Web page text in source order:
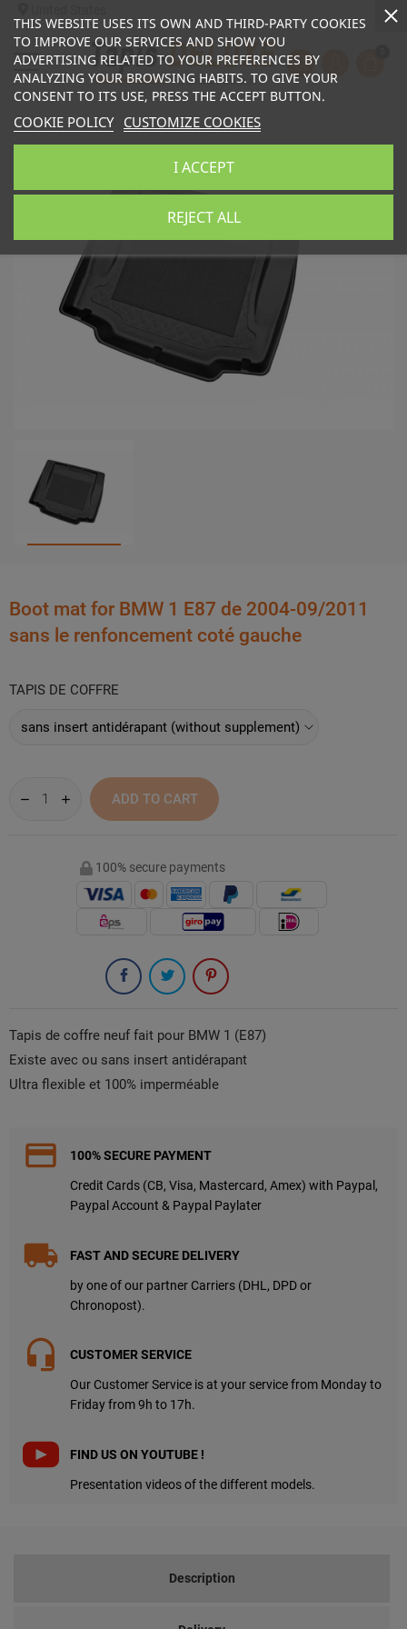
Boot mat for BMW 1 E87 de 2004-09/2011
sans le renfoncement coté gauche
TAPIS DE COFFRE
ADD TO CART
100% secure payments
Tapis de coffre neuf fait pour BMW 1 (E87)
Existe avec ou sans insert antidérapant
Ultra flexible et 100% imperméable
100% SECURE PAYMENT
Credit Cards (CB, Visa, Mastercard, Amex) with Paypal,
Paypal Account & Paypal Paylater
FAST AND SECURE DELIVERY
by one of our partner Carriers (DHL, DPD or
Chronopost).
CUSTOMER SERVICE
Our Customer Service is at your service from Monday to
Friday from 9h to 17h.
FIND US ON YOUTUBE !
Presentation videos of the different models.
Description
THIS WEBSITE USES ITS OWN AND THIRD-PARTY COOKIES
TO IMPROVE OUR SERVICES AND SHOW YOU
ADVERTISING RELATED TO YOUR PREFERENCES BY
ANALYZING YOUR BROWSING HABITS. TO GIVE YOUR
CONSENT TO ITS USE, PRESS THE ACCEPT BUTTON.
COOKIE POLICY CUSTOMIZE COOKIES
REJECT ALL
I ACCEPT